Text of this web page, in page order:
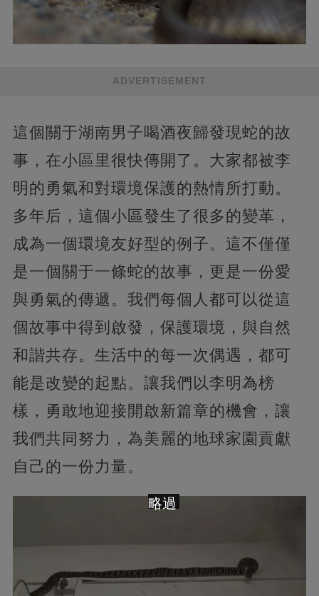
ADVERTISEMENT
這個關于湖南男子喝酒夜歸發現蛇的故
事，在小區里很快傳開了。大家都被李
明的勇氣和對環境保護的熱情所打動。
多年后，這個小區發生了很多的變革，
成為一個環境友好型的例子。這不僅僅
是一個關于一條蛇的故事，更是一份愛
與勇氣的傳遞。我們每個人都可以從這
個故事中得到啟發，保護環境，與自然
和諧共存。生活中的每一次偶遇，都可
能是改變的起點。讓我們以李明為榜
樣，勇敢地迎接開啟新篇章的機會，讓
我們共同努力，為美麗的地球家園貢獻
自己的一份力量。
略過